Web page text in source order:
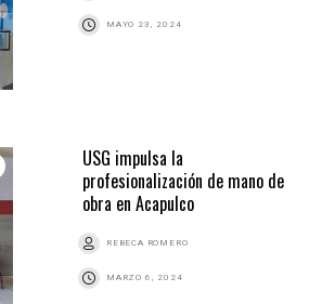
MAYO 23, 2024
USG impulsa la
profesionalización de mano de
obra en Acapulco
REBECA ROMERO
MARZO 6, 2024